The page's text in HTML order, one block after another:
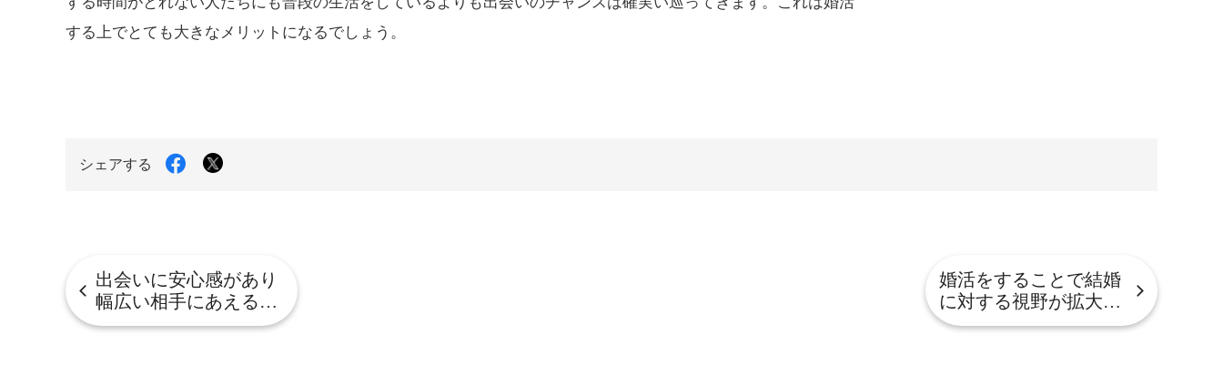
する上でとても大きなメリットになるでしょう。
シェアする
Facebook
X
出会いに安心感があり
幅広い相手にあえる…
婚活をすることで結婚
に対する視野が拡大…